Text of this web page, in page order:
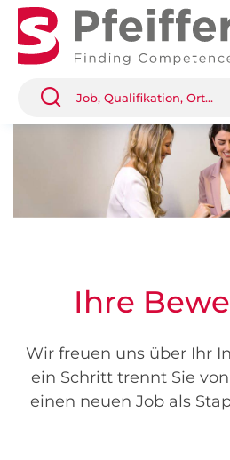
Ihre
Wir freuen uns über Ihr
ein Schritt trennt Sie
einen neuen Job als